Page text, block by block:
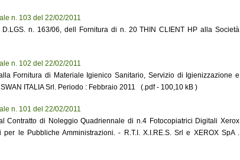
n. 103 del 22/02/2011
n. 163/06, dell Fornitura di n. 20 THIN CLIENT HP alla Società
n. 102 del 22/02/2011
Fornitura di Materiale Igienico Sanitario, Servizio di Igienizzazione e
ITALIA Srl. Periodo : Febbraio 2011 (.pdf - 100,10 kB )
n. 101 del 22/02/2011
Contratto di Noleggio Quadriennale di n.4 Fotocopiatrici Digitali Xerox
le Pubbliche Amministrazioni. - R.T.I. X.I.RE.S. Srl e XEROX SpA .